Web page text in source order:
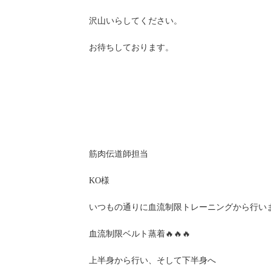
沢山いらしてください。
お待ちしております。
筋肉伝道師担当
KO様
いつもの通りに血流制限トレーニングから行い
血流制限ベルト蒸着🔥🔥🔥
上半身から行い、そして下半身へ